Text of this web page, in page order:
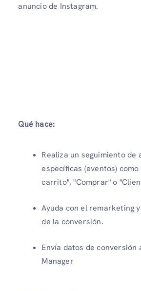
anuncio de Instagram.
Qué hace:
Realiza un seguimiento de
específicas (eventos)
carrito", "Comprar" o
Ayuda con el remarketing
de la conversión.
Envía datos de conversión
Manager